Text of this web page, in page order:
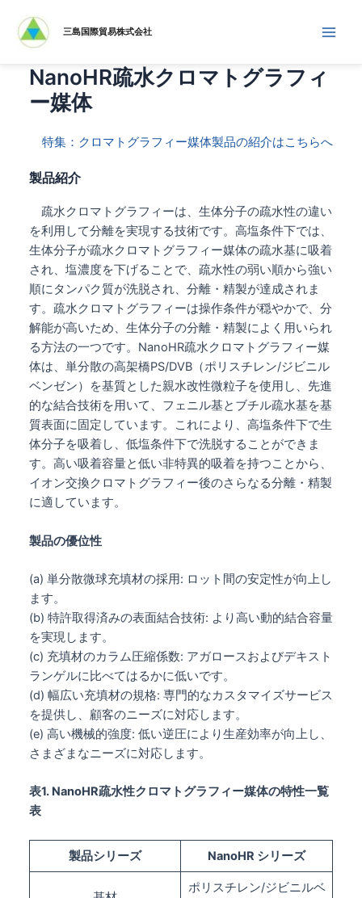
三島国際貿易株式会社
NanoHR疏水クロマトグラフィ
ー媒体
特集：クロマトグラフィー媒体製品の紹介はこちらへ
製品紹介
疏水クロマトグラフィーは、生体分子の疏水性の違い
を利用して分離を実現する技術です。高塩条件下では、
生体分子が疏水クロマトグラフィー媒体の疏水基に吸着
され、塩濃度を下げることで、疏水性の弱い順から強い
順にタンパク質が洗脱され、分離・精製が達成されま
す。疏水クロマトグラフィーは操作条件が穏やかで、分
解能が高いため、生体分子の分離・精製によく用いられ
る方法の一つです。NanoHR疏水クロマトグラフィー媒
体は、単分散の高架橋PS/DVB（ポリスチレン/ジビニル
ベンゼン）を基質とした親水改性微粒子を使用し、先進
的な結合技術を用いて、フェニル基とブチル疏水基を基
質表面に固定しています。これにより、高塩条件下で生
体分子を吸着し、低塩条件下で洗脱することができま
す。高い吸着容量と低い非特異的吸着を持つことから、
イオン交換クロマトグラフィー後のさらなる分離・精製
に適しています。
製品の優位性
(a) 単分散微球充填材の採用: ロット間の安定性が向上し
ます。
(b) 特許取得済みの表面結合技術: より高い動的結合容量
を実現します。
(c) 充填材のカラム圧縮係数: アガロースおよびデキスト
ランゲルに比べてはるかに低いです。
(d) 幅広い充填材の規格: 専門的なカスタマイズサービス
を提供し、顧客のニーズに対応します。
(e) 高い機械的強度: 低い逆圧により生産効率が向上し、
さまざまなニーズに対応します。
表1. NanoHR疏水性クロマトグラフィー媒体の特性一覧
表
製品シリーズ NanoHR シリーズ
ポリスチレン/ジビニルベ